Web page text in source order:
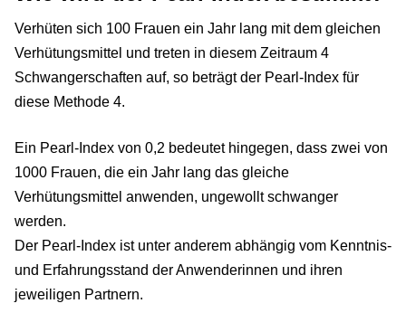
Verhüten sich 100 Frauen ein Jahr lang mit dem gleichen
Verhütungsmittel und treten in diesem Zeitraum 4
Schwangerschaften auf, so beträgt der Pearl-Index für
diese Methode 4.
Ein Pearl-Index von 0,2 bedeutet hingegen, dass zwei von
1000 Frauen, die ein Jahr lang das gleiche
Verhütungsmittel anwenden, ungewollt schwanger
werden.
Der Pearl-Index ist unter anderem abhängig vom Kenntnis-
und Erfahrungsstand der Anwenderinnen und ihren
jeweiligen Partnern.